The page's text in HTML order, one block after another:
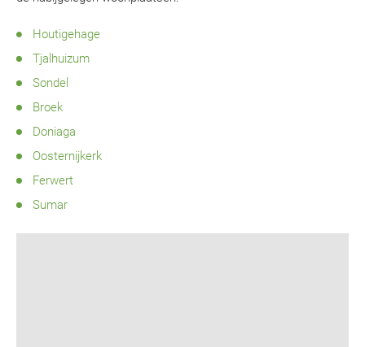
Houtigehage
Tjalhuizum
Sondel
Broek
Doniaga
Oosternijkerk
Ferwert
Sumar